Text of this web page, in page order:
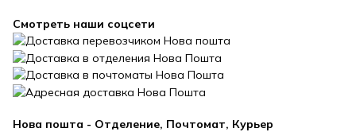
Смотреть наши соцсети
Нова пошта - Отделение, Почтомат, Курьер